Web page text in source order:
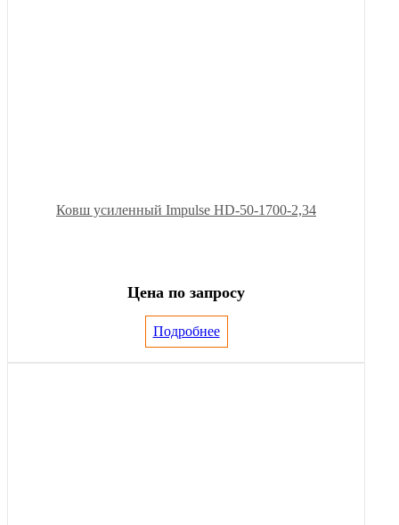
Ковш усиленный Impulse HD-50-1700-2,34
Цена по запросу
Подробнее